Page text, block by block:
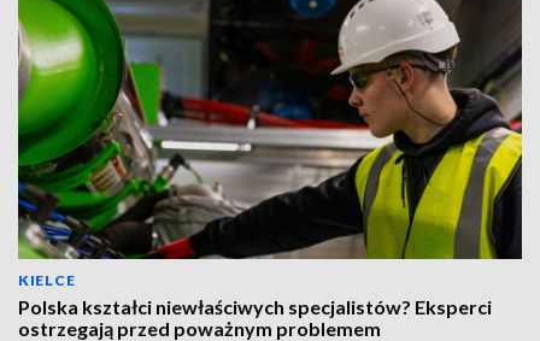
KIELCE
Polska kształci niewłaściwych specjalistów? Eksperci
ostrzegają przed poważnym problemem